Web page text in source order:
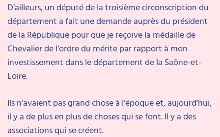
D’ailleurs, un député de la troisième circonscription du
département a fait une demande auprès du président
de la République pour que je reçoive la médaille de
Chevalier de l’ordre du mérite par rapport à mon
investissement dans le département de la Saône-et-
Loire.
Ils n’avaient pas grand chose à l’époque et, aujourd’hui,
il y a de plus en plus de choses qui se font. Il y a des
associations qui se créent.